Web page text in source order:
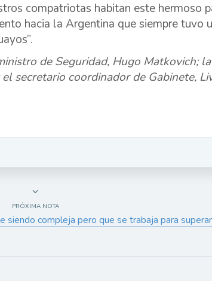
compatriotas habitan este hermoso
hacia la Argentina que siempre tuvo
de Seguridad, Hugo Matkovich;
secretario coordinador de Gabinete,
PRÓXIMA NOTA
siendo compleja pero que se trabaja para